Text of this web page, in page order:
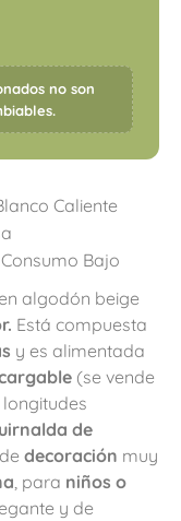
no son
Caliente
Consumo Bajo
en algodón beige
Está compuesta
y es alimentada
(se vende
de
decoración muy
, para niños o
y de